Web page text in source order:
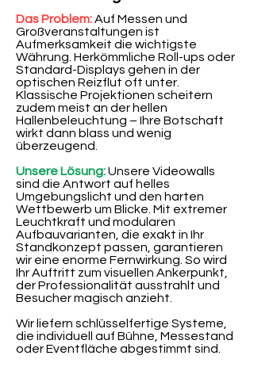
Das Problem:Auf Messen und
Großveranstaltungen ist
Aufmerksamkeit die wichtigste
Währung. Herkömmliche Roll-ups oder
Standard-Displays gehen in der
optischen Reizflut oft unter.
Klassische Projektionen scheitern
zudem meist an der hellen
Hallenbeleuchtung – Ihre Botschaft
wirkt dann blass und wenig
überzeugend.
Unsere Lösung:Unsere Videowalls
sind die Antwort auf helles
Umgebungslicht und den harten
Wettbewerb um Blicke. Mit extremer
Leuchtkraft und modularen
Aufbauvarianten, die exakt in Ihr
Standkonzept passen, garantieren
wir eine enorme Fernwirkung. So wird
Ihr Auftritt zum visuellen Ankerpunkt,
der Professionalität ausstrahlt und
Besucher magisch anzieht.
Wir liefern schlüsselfertige Systeme,
die individuell auf Bühne, Messestand
oder Eventfläche abgestimmt sind.